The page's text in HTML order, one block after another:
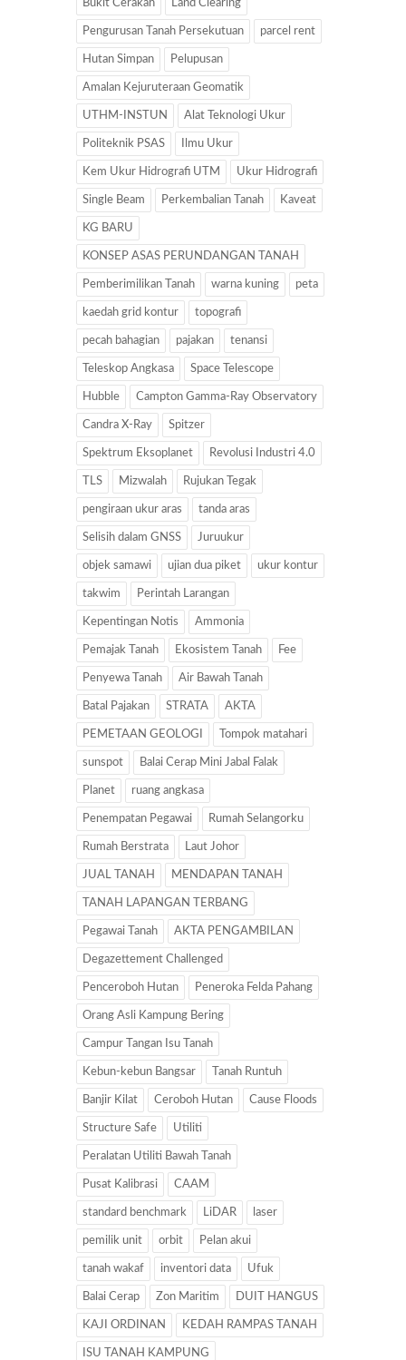
Bukit Cerakah Land Clearing
Pengurusan Tanah Persekutuan parcel rent
Hutan Simpan Pelupusan
Amalan Kejuruteraan Geomatik
UTHM-INSTUN Alat Teknologi Ukur
Politeknik PSAS Ilmu Ukur
Kem Ukur Hidrografi UTM Ukur Hidrografi
Single Beam Perkembalian Tanah Kaveat
KG BARU
KONSEP ASAS PERUNDANGAN TANAH
Pemberimilikan Tanah warna kuning peta
kaedah grid kontur topografi
pecah bahagian pajakan tenansi
Teleskop Angkasa Space Telescope
Hubble Campton Gamma-Ray Observatory
Candra X-Ray Spitzer
Spektrum Eksoplanet Revolusi Industri 4.0
TLS Mizwalah Rujukan Tegak
pengiraan ukur aras tanda aras
Selisih dalam GNSS Juruukur
objek samawi ujian dua piket ukur kontur
takwim Perintah Larangan
Kepentingan Notis Ammonia
Pemajak Tanah Ekosistem Tanah Fee
Penyewa Tanah Air Bawah Tanah
Batal Pajakan STRATA AKTA
PEMETAAN GEOLOGI Tompok matahari
sunspot Balai Cerap Mini Jabal Falak
Planet ruang angkasa
Penempatan Pegawai Rumah Selangorku
Rumah Berstrata Laut Johor
JUAL TANAH MENDAPAN TANAH
TANAH LAPANGAN TERBANG
Pegawai Tanah AKTA PENGAMBILAN
Degazettement Challenged
Penceroboh Hutan Peneroka Felda Pahang
Orang Asli Kampung Bering
Campur Tangan Isu Tanah
Kebun-kebun Bangsar Tanah Runtuh
Banjir Kilat Ceroboh Hutan Cause Floods
Structure Safe Utiliti
Peralatan Utiliti Bawah Tanah
Pusat Kalibrasi CAAM
standard benchmark LiDAR laser
pemilik unit orbit Pelan akui
tanah wakaf inventori data Ufuk
Balai Cerap Zon Maritim DUIT HANGUS
KAJI ORDINAN KEDAH RAMPAS TANAH
ISU TANAH KAMPUNG